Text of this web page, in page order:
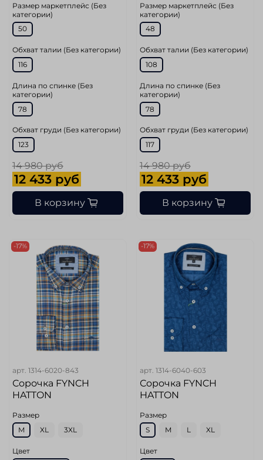
Размер маркетплейс (Без
категории)
50
Обхват талии (Без категории)
116
Длина по спинке (Без
категории)
78
Обхват груди (Без категории)
123
14 980 руб
12 433 руб
В корзину
Размер маркетплейс (Без
категории)
48
Обхват талии (Без категории)
108
Длина по спинке (Без
категории)
78
Обхват груди (Без категории)
117
14 980 руб
12 433 руб
В корзину
-17%
арт. 1314-6020-843
Сорочка FYNCH
HATTON
Размер
M
XL 3XL
Цвет
-17%
арт. 1314-6040-603
Сорочка FYNCH
HATTON
Размер
S
M L XL
Цвет